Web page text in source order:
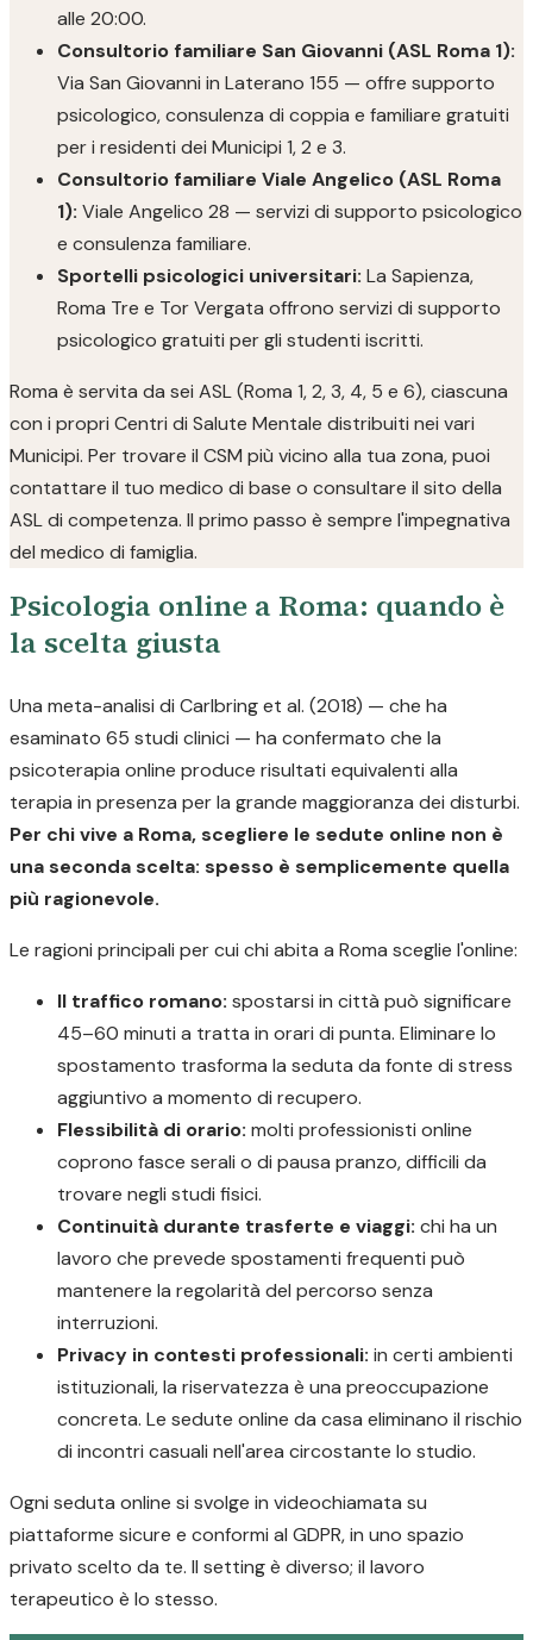
alle 20:00.
Consultorio familiare San Giovanni (ASL Roma 1):
Via San Giovanni in Laterano 155 — offre supporto
psicologico, consulenza di coppia e familiare gratuiti
per i residenti dei Municipi 1, 2 e 3.
Consultorio familiare Viale Angelico (ASL Roma
1): Viale Angelico 28 — servizi di supporto psicologico
e consulenza familiare.
Sportelli psicologici universitari: La Sapienza,
Roma Tre e Tor Vergata offrono servizi di supporto
psicologico gratuiti per gli studenti iscritti.
Roma è servita da sei ASL (Roma 1, 2, 3, 4, 5 e 6), ciascuna
con i propri Centri di Salute Mentale distribuiti nei vari
Municipi. Per trovare il CSM più vicino alla tua zona, puoi
contattare il tuo medico di base o consultare il sito della
ASL di competenza. Il primo passo è sempre l'impegnativa
del medico di famiglia.
Psicologia online a Roma: quando è
la scelta giusta
Una meta-analisi di Carlbring et al. (2018) — che ha
esaminato 65 studi clinici — ha confermato che la
psicoterapia online produce risultati equivalenti alla
terapia in presenza per la grande maggioranza dei disturbi.
Per chi vive a Roma, scegliere le sedute online non è
una seconda scelta: spesso è semplicemente quella
più ragionevole.
Le ragioni principali per cui chi abita a Roma sceglie l'online:
Il traffico romano: spostarsi in città può significare
45–60 minuti a tratta in orari di punta. Eliminare lo
spostamento trasforma la seduta da fonte di stress
aggiuntivo a momento di recupero.
Flessibilità di orario: molti professionisti online
coprono fasce serali o di pausa pranzo, difficili da
trovare negli studi fisici.
Continuità durante trasferte e viaggi: chi ha un
lavoro che prevede spostamenti frequenti può
mantenere la regolarità del percorso senza
interruzioni.
Privacy in contesti professionali: in certi ambienti
istituzionali, la riservatezza è una preoccupazione
concreta. Le sedute online da casa eliminano il rischio
di incontri casuali nell'area circostante lo studio.
Ogni seduta online si svolge in videochiamata su
piattaforme sicure e conformi al GDPR, in uno spazio
privato scelto da te. Il setting è diverso; il lavoro
terapeutico è lo stesso.